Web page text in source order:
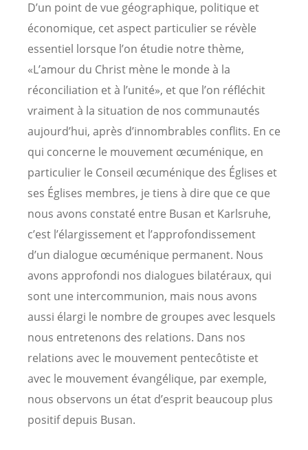
D’un point de vue géographique, politique et
économique, cet aspect particulier se révèle
essentiel lorsque l’on étudie notre thème,
«L’amour du Christ mène le monde à la
réconciliation et à l’unité», et que l’on réfléchit
vraiment à la situation de nos communautés
aujourd’hui, après d’innombrables conflits. En ce
qui concerne le mouvement œcuménique, en
particulier le Conseil œcuménique des Églises et
ses Églises membres, je tiens à dire que ce que
nous avons constaté entre Busan et Karlsruhe,
c’est l’élargissement et l’approfondissement
d’un dialogue œcuménique permanent. Nous
avons approfondi nos dialogues bilatéraux, qui
sont une intercommunion, mais nous avons
aussi élargi le nombre de groupes avec lesquels
nous entretenons des relations. Dans nos
relations avec le mouvement pentecôtiste et
avec le mouvement évangélique, par exemple,
nous observons un état d’esprit beaucoup plus
positif depuis Busan.